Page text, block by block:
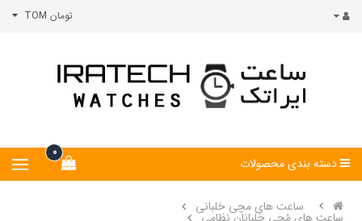
تومان TOM
0
دسته بندی محصولات
ساعت های مچی خلبانی